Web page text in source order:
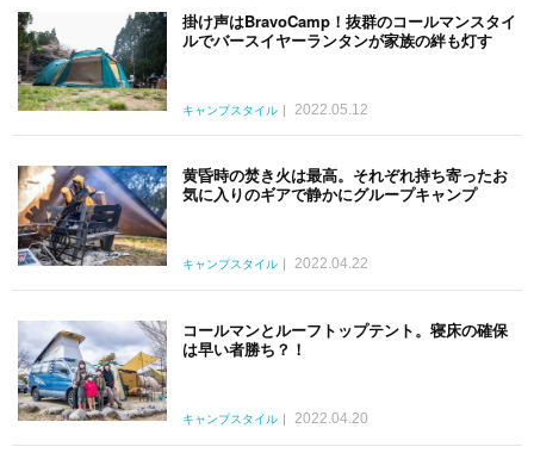
掛け声はBravoCamp！抜群のコールマンスタイ
ルでバースイヤーランタンが家族の絆も灯す
キャンプスタイル 2022.05.12
黄昏時の焚き火は最高。それぞれ持ち寄ったお
気に入りのギアで静かにグループキャンプ
キャンプスタイル 2022.04.22
コールマンとルーフトップテント。寝床の確保
は早い者勝ち？！
キャンプスタイル 2022.04.20